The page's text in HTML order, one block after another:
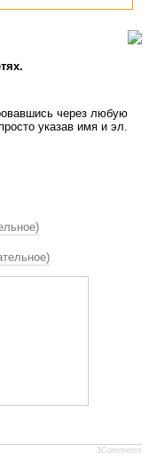
через любую
указав имя и эл.
JComments